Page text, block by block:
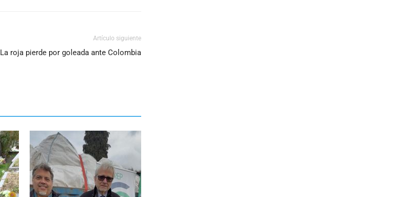
Artículo siguiente
La roja pierde por goleada ante Colombia